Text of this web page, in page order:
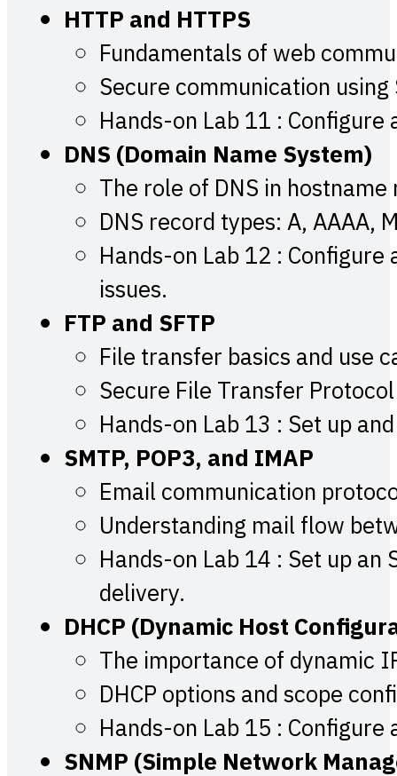
HTTP and HTTPS
Fundamentals of web
Secure communication using
Hands-on Lab 11 :
DNS (Domain Name System)
The role of DNS in
DNS record types: A, AAAA,
Hands-on Lab 12 :
issues.
FTP and SFTP
File transfer basics and use
Secure File Transfer
Hands-on Lab 13 : Set up
SMTP, POP3, and IMAP
Email communication
Understanding mail flow
Hands-on Lab 14 : Set up
delivery.
DHCP (Dynamic Host
The importance of dynamic
DHCP options and scope
Hands-on Lab 15 :
SNMP (Simple Network